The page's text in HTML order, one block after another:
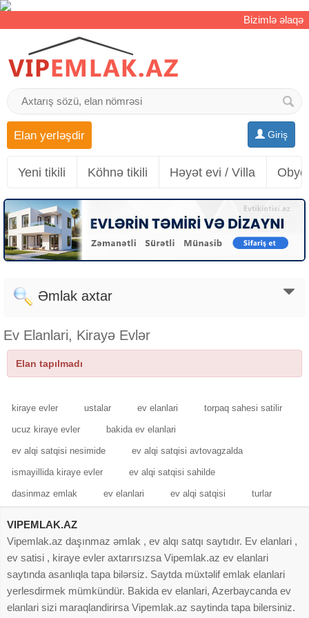
Bizimlə əlaqə
Giriş
Elan yerləşdir
Yeni tikili Köhnə tikili Həyət evi / Villa
Əmlak axtar
Ev Elanlari, Kirayə Evlər
Elan tapılmadı
kiraye evler ustalar ev elanlari torpaq sahesi satilir
ucuz kiraye evler bakida ev elanlari
ev alqi satqisi nesimide ev alqi satqisi avtovagzalda
ismayillida kiraye evler ev alqi satqisi sahilde
dasinmaz emlak ev elanlari ev alqi satqisi turlar
VIPEMLAK.AZ
Vipemlak.az daşınmaz əmlak , ev alqı satqı saytıdır. Ev elanlari ,
ev satisi , kiraye evler axtarırsızsa Vipemlak.az ev elanlari
saytında asanlıqla tapa bilərsiz. Saytda müxtəlif emlak elanlari
yerlesdirmek mümkündür. Bakida ev elanlari, Azerbaycanda ev
elanlari sizi maraqlandirirsa Vipemlak.az saytinda tapa bilersiniz.